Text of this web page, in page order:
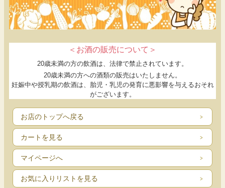
＜お酒の販売について＞
20歳未満の方の飲酒は、法律で禁止されています。
20歳未満の方への酒類の販売はいたしません。
妊娠中や授乳期の飲酒は、胎児・乳児の発育に悪影響を与えるおそれ
がございます。
お店のトップへ戻る
カートを見る
マイページへ
お気に入りリストを見る